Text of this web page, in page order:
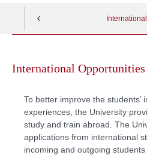
contentInternational Opportunities
To better improve the students’
experiences, the University
study and train abroad. The
applications from international
incoming and outgoing